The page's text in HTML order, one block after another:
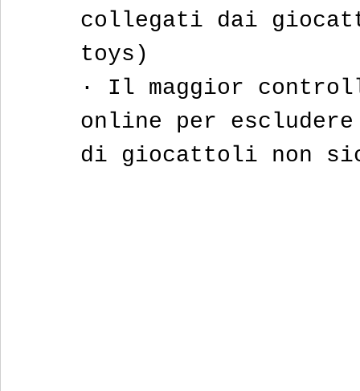
collegati dai
toys)
· Il maggior
online per
di giocattoli non